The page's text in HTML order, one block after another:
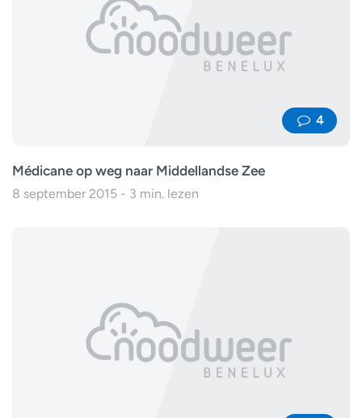
4
Médicane op weg naar Middellandse Zee
8 september 2015 - 3 min. lezen